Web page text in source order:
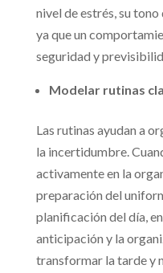
nivel de estrés, su
ya que un
seguridad y
Modelar rutinas
Las rutinas ayudan a
la incertidumbre.
activamente en la
preparación del
planificación del día,
anticipación y la
transformar la tarde y